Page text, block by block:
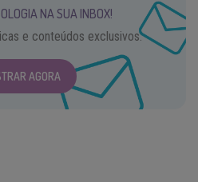
NA SUA INBOX!
e conteúdos exclusivos.
AGORA